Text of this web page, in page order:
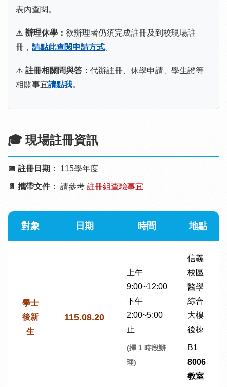
表內查閱。
⚠️ 辦理休學： 欲辦理者仍須完成註冊及到校現場註
冊， 請點此查閱申請方式。
⚠️ 註冊相關問與答： 代辦註冊、休學申請、學生證等
相關事宜請點我。
🎓 現場註冊資訊
📅 註冊日期： 115學年度
📄 攜帶文件： 請參考 註冊組查驗事宜
對象 日期 時間 地點
學士
後新
生
115.08.20
上午
9:00~12:00
下午
2:00~5:00
止
(擇 1 時段辦
理)
信義
校區
醫學
綜合
大樓
後棟
B1
8006
教室